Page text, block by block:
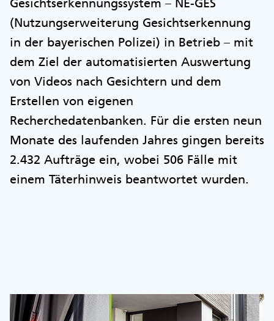
Gesichtserkennungssystem – NE-GES
(Nutzungserweiterung Gesichtserkennung
in der bayerischen Polizei) in Betrieb – mit
dem Ziel der automatisierten Auswertung
von Videos nach Gesichtern und dem
Erstellen von eigenen
Recherchedatenbanken. Für die ersten neun
Monate des laufenden Jahres gingen bereits
2.432 Aufträge ein, wobei 506 Fälle mit
einem Täterhinweis beantwortet wurden.